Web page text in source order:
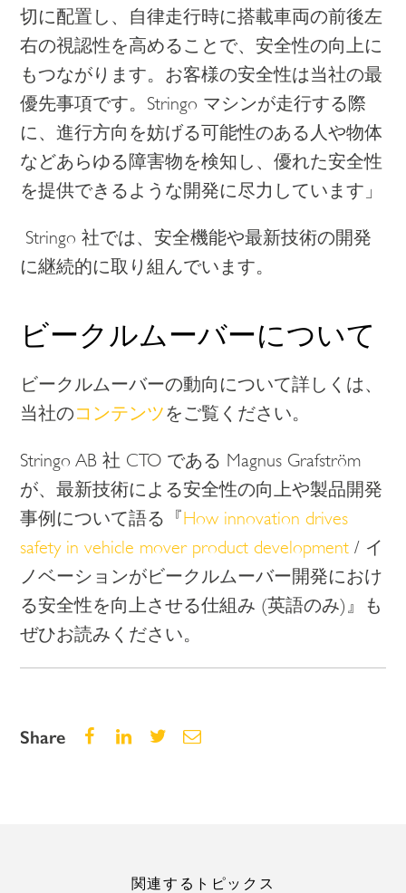
切に配置し、自律走行時に搭載車両の前後左
右の視認性を高めることで、安全性の向上に
もつながります。お客様の安全性は当社の最
優先事項です。Stringo マシンが走行する際
に、進行方向を妨げる可能性のある人や物体
などあらゆる障害物を検知し、優れた安全性
を提供できるような開発に尽力しています」
Stringo 社では、安全機能や最新技術の開発
に継続的に取り組んでいます。
ビークルムーバーについて
ビークルムーバーの動向について詳しくは、
当社のコンテンツをご覧ください。
Stringo AB社 CTO である Magnus Grafström
が、最新技術による安全性の向上や製品開発
事例について語る『How innovation drives
safety in vehicle mover product development / イ
ノベーションがビークルムーバー開発におけ
る安全性を向上させる仕組み (英語のみ)』も
ぜひお読みください。
Share
関連するトピックス